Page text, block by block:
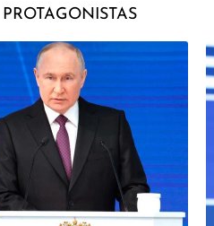
PROTAGONISTAS